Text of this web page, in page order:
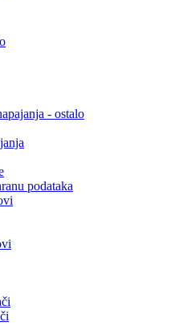
- ostalo
podataka